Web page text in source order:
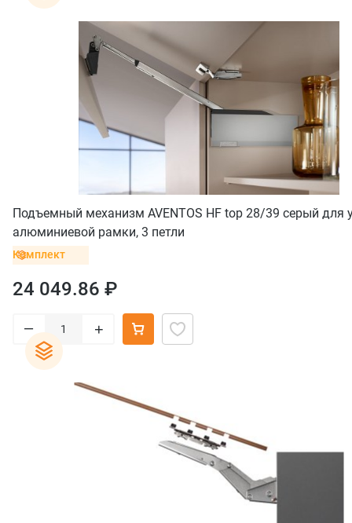
Подъемный механизм AVENTOS HF top 28/39 серый для
алюминиевой рамки, 3 петли
Комплект
24 049.86 ₽
– +